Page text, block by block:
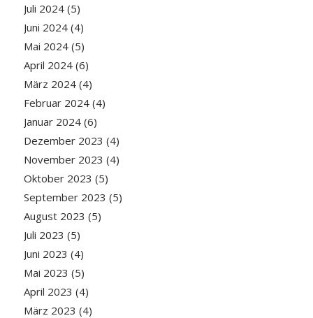
Juli 2024(5)
Juni 2024(4)
Mai 2024(5)
April 2024(6)
März 2024(4)
Februar 2024(4)
Januar 2024(6)
Dezember 2023 (4)
November 2023 (4)
Oktober 2023 (5)
September 2023 (5)
August 2023 (5)
Juli 2023 (5)
Juni 2023 (4)
Mai 2023 (5)
April 2023 (4)
März 2023 (4)